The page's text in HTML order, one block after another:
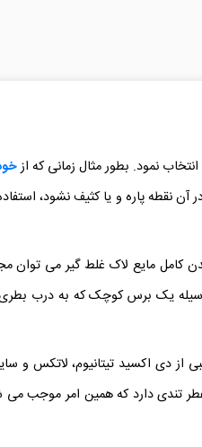
نمود. بطور مثال زمانی که از
نقطه پاره و یا کثیف نشود،
مایع لاک غلط گیر می توان
یک برس کوچک که به درب
از دی اکسید تیتانیوم، لاتکس و
تندی دارد که همین امر موجب می